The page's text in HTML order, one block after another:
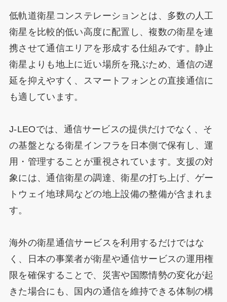
低軌道衛星コンステレーションとは、多数の人工
衛星を比較的低い高度に配置し、複数の衛星を連
携させて通信エリアを形成する仕組みです。静止
衛星よりも地上に近い場所を飛ぶため、通信の遅
延を抑えやすく、スマートフォンとの直接通信に
も適しています。
J-LEOでは、通信サービスの提供だけでなく、そ
の基盤となる衛星インフラを日本側で保有し、運
用・管理することが重視されています。支援の対
象には、通信衛星の調達、衛星の打ち上げ、ゲー
トウェイ地球局などの地上設備の整備が含まれま
す。
海外の衛星通信サービスを利用するだけではな
く、日本の事業者が衛星や通信サービスの運用権
限を確保することで、災害や国際情勢の変化が起
きた場合にも、国内の通信を維持できる体制の構